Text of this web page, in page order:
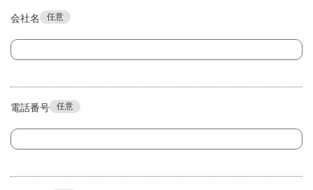
会社名 任意
電話番号 任意